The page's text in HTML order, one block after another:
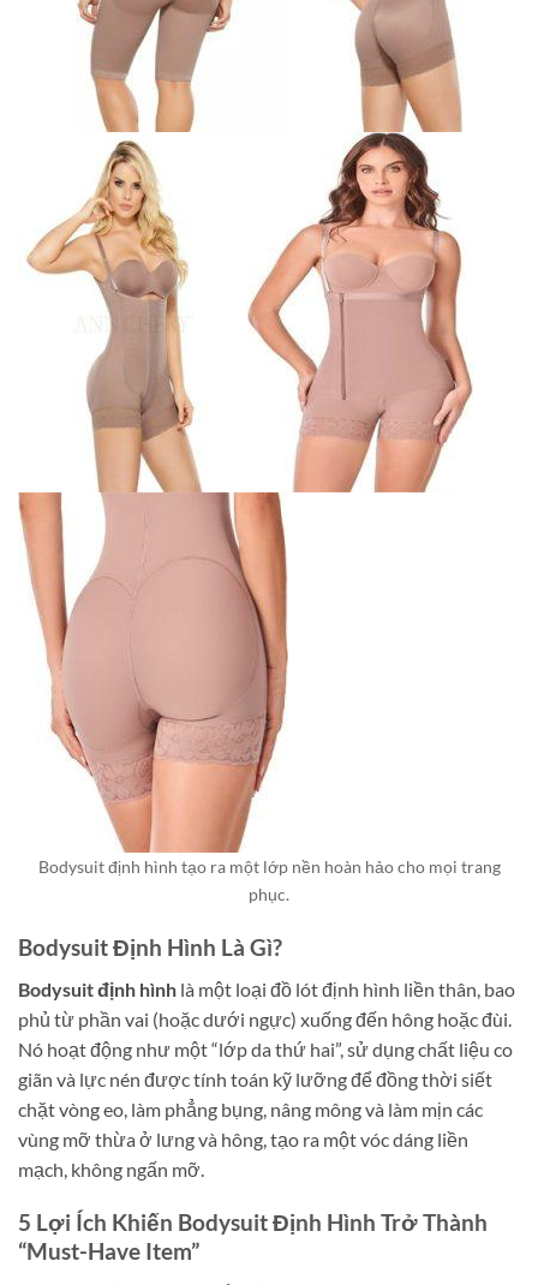
Bodysuit định hình tạo ra một lớp nền hoàn hảo cho mọi trang
phục.
Bodysuit Định Hình Là Gì?
Bodysuit định hình là một loại đồ lót định hình liền thân, bao
phủ từ phần vai (hoặc dưới ngực) xuống đến hông hoặc đùi.
Nó hoạt động như một “lớp da thứ hai”, sử dụng chất liệu co
giãn và lực nén được tính toán kỹ lưỡng để đồng thời siết
chặt vòng eo, làm phẳng bụng, nâng mông và làm mịn các
vùng mỡ thừa ở lưng và hông, tạo ra một vóc dáng liền
mạch, không ngấn mỡ.
5 Lợi Ích Khiến Bodysuit Định Hình Trở Thành
“Must-Have Item”